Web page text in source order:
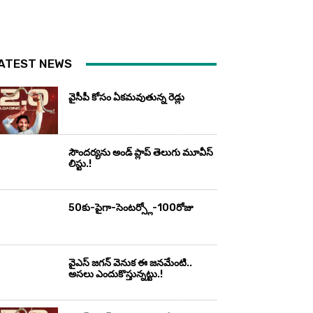
NEWS
వైసీపీ కోసం ఏక‌మ‌వుతున్న రెడ్లు
సౌందర్యను అండ్‌ ప్లాప్‌ తెలుగు మూవీస్‌
లిస్టు.!
50కు-పైగా-సెంటర్స్లో-100రోజు
వైఎస్‌ జగన్‌ వెనుక ఈ జనమేంటి..
అసలు ఎందుకొస్తున్నట్టు.!